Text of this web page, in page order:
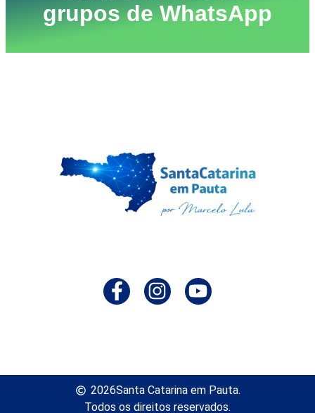
grupos de WhatsApp
2026Santa Catarina em Pauta.
Todos os direitos reservados.